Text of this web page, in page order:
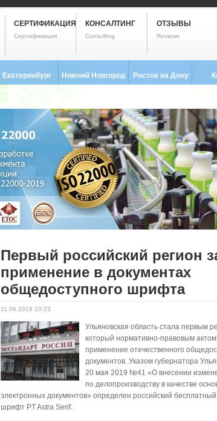
СЕРТИФИКАЦИЯ
Сертификация
КОНСАЛТИНГ
Consulting
ОТЗЫВЫ
Reviews
Екатеринбург
8 (343) 237-2593
Нижний Новгород Ростов на Дону
Первый российский регион
применение в документах
общедоступного шрифта
11.06.2019 10:23
Ульяновская область стала первым
который нормативно-правовым
применение отечественного
документов. Указом губернатора
20 мая 2019 №41 «О внесении
по делопроизводству в качестве
электронных документов» определен российский
шрифт PT Astra Serif.